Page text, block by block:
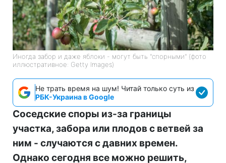
Иногда забор и даже яблоки - могут быть "спорными" (фото
иллюстративное: Getty Images)
Не трать время на шум! Читай только суть из
РБК-Украина в Google
Соседские споры из-за границы
участка, забора или плодов с ветвей за
ним - случаются с давних времен.
Однако сегодня все можно решить,